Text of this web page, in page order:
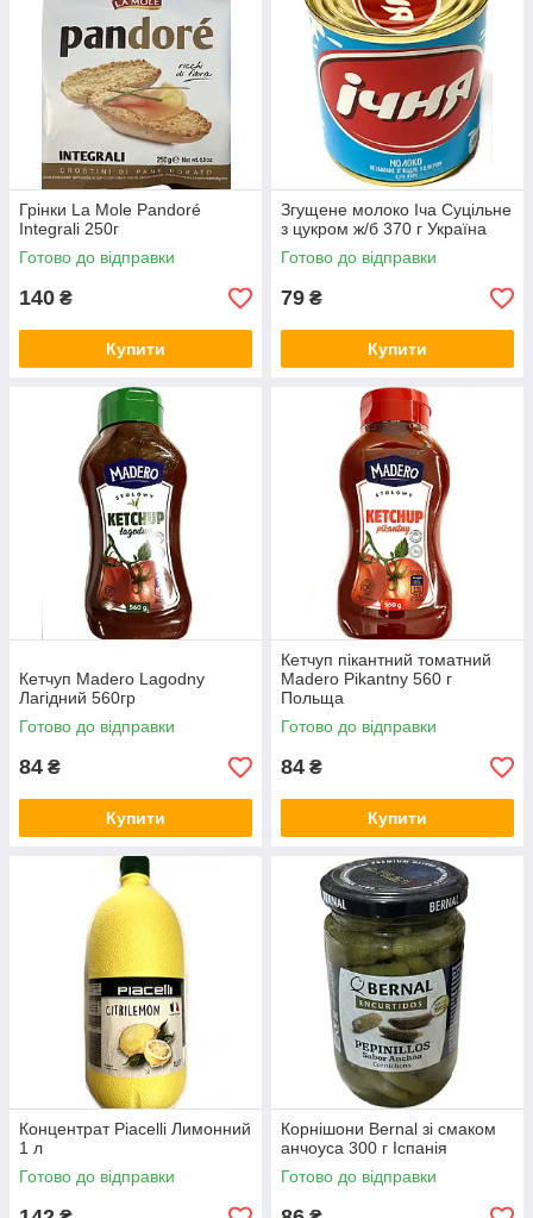
Грінки La Mole Pandoré
Integrali 250г
Готово до відправки
140 ₴
Купити
Згущене молоко Іча Суцільне
з цукром ж/б 370 г Україна
Готово до відправки
79 ₴
Купити
Кетчуп Madero Lagodny
Лагідний 560гр
Готово до відправки
84 ₴
Купити
Кетчуп пікантний томатний
Madero Pikantny 560 г
Польща
Готово до відправки
84 ₴
Купити
Концентрат Piacelli Лимонний
1 л
Готово до відправки
Корнішони Bernal зі смаком
анчоуса 300 г Іспанія
Готово до відправки